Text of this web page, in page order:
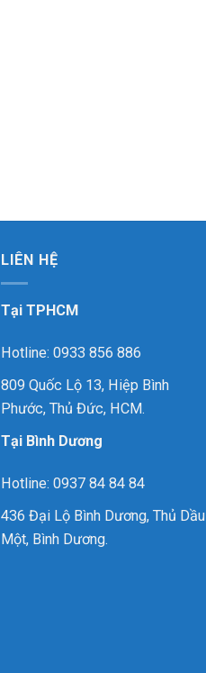
LIÊN HỆ
Tại TPHCM
Hotline: 0933 856 886
809 Quốc Lộ 13, Hiệp Bình
Phước, Thủ Đức, HCM.
Tại Bình Dương
Hotline: 0937 84 84 84
436 Đại Lộ Bình Dương, Thủ Dầu
Một, Bình Dương.